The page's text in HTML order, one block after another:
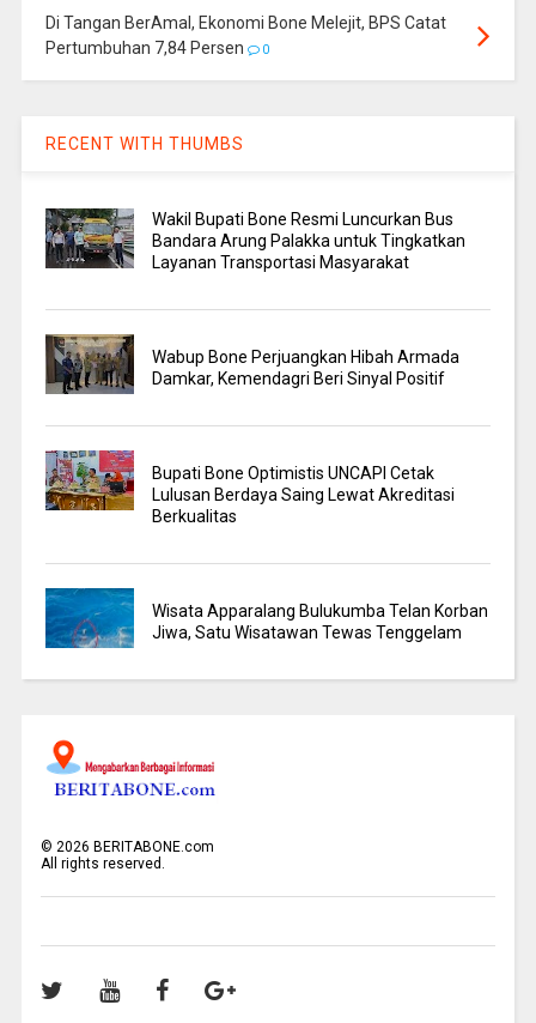
Di Tangan BerAmal, Ekonomi Bone Melejit, BPS Catat
Pertumbuhan 7,84 Persen
0
RECENT WITH THUMBS
Wakil Bupati Bone Resmi Luncurkan Bus
Bandara Arung Palakka untuk Tingkatkan
Layanan Transportasi Masyarakat
Wabup Bone Perjuangkan Hibah Armada
Damkar, Kemendagri Beri Sinyal Positif
Bupati Bone Optimistis UNCAPI Cetak
Lulusan Berdaya Saing Lewat Akreditasi
Berkualitas
Wisata Apparalang Bulukumba Telan Korban
Jiwa, Satu Wisatawan Tewas Tenggelam
©2026 BERITABONE.com
All rights reserved.